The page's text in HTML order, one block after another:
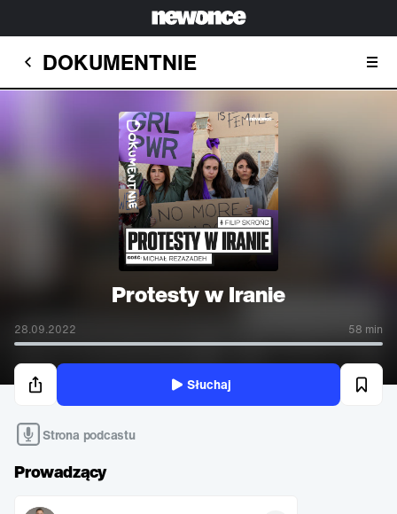
DOKUMENTNIE
Protesty w Iranie
28.09.2022 58 min
Słuchaj
Strona podcastu
Prowadzący